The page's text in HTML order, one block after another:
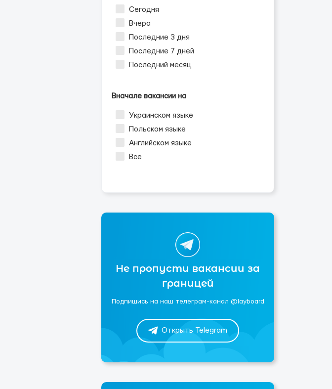
Сегодня
Вчера
Последние 3 дня
Последние 7 дней
Последний месяц
Вначале вакансии на
Украинском языке
Польском языке
Английском языке
Все
Не пропусти вакансии за
границей
Подпишись на наш телеграм-канал @layboard
Открыть Telegram